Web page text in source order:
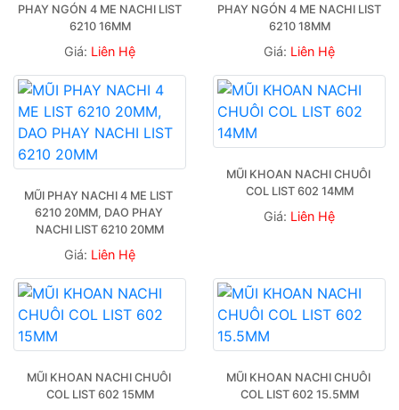
PHAY NGÓN 4 ME NACHI LIST
6210 16MM
Giá: Liên Hệ
PHAY NGÓN 4 ME NACHI LIST
6210 18MM
Giá: Liên Hệ
MŨI PHAY NACHI 4 ME LIST
6210 20MM, DAO PHAY
NACHI LIST 6210 20MM
Giá: Liên Hệ
MŨI KHOAN NACHI CHUÔI
COL LIST 602 14MM
Giá: Liên Hệ
MŨI KHOAN NACHI CHUÔI
COL LIST 602 15MM
MŨI KHOAN NACHI CHUÔI
COL LIST 602 15.5MM